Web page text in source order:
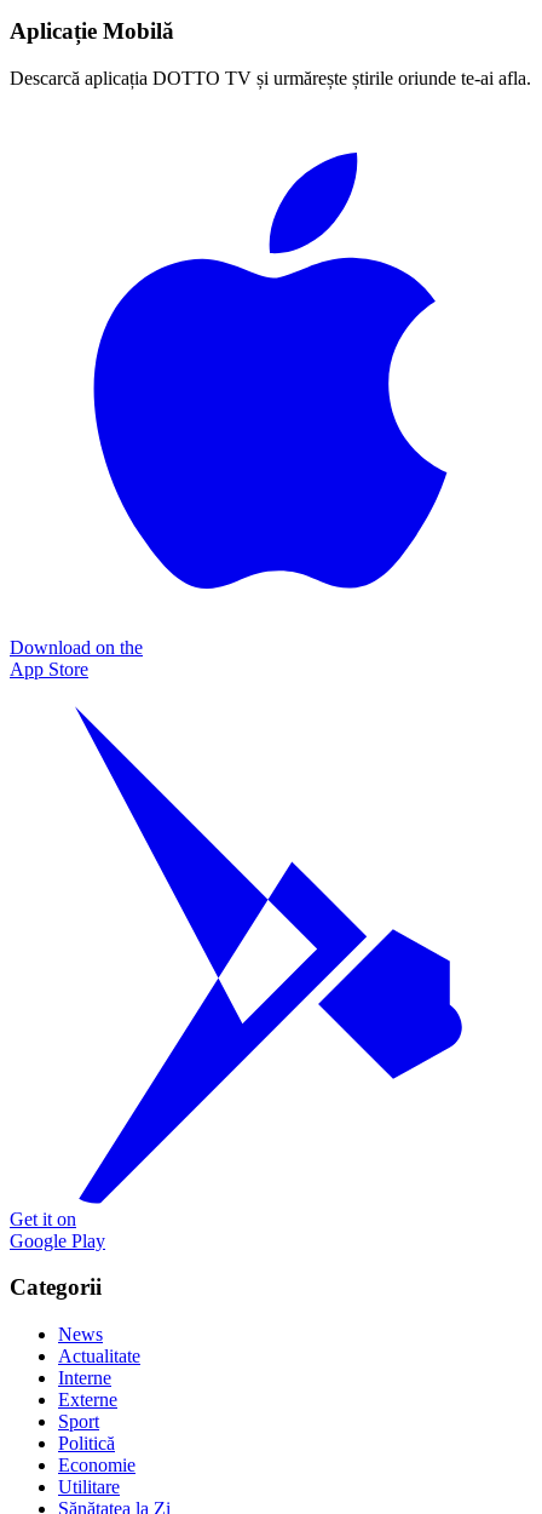
Aplicație Mobilă
Descarcă aplicația DOTTO TV și urmărește știrile oriunde te-ai afla.
Download on the
App Store
Get it on
Google Play
Categorii
News
Actualitate
Interne
Externe
Sport
Politică
Economie
Utilitare
Sănătatea la Zi